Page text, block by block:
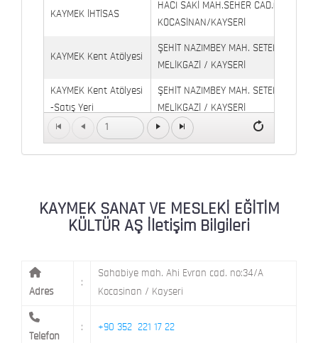
KAYMEK İHTİSAS
HACI SAKİ MAH.SEHER CAD.(6009
KOCASİNAN/KAYSERİ
KAYMEK Kent Atölyesi
ŞEHİT NAZIMBEY MAH. SETENÖNÜ
MELİKGAZİ / KAYSERİ
KAYMEK Kent Atölyesi
-Satış Yeri
ŞEHİT NAZIMBEY MAH. SETENÖNÜ
MELİKGAZİ / KAYSERİ
Kaymek Köşk Sosyal
Köşk Mahallesi, Orgeneral Eşref Bitlis
KAYMEK SÜMER MEVLANA MAH. 8. CAD. NO: 28
1
KAYMEK SANAT VE MESLEKİ EĞİTİM
KÜLTÜR AŞ İletişim Bilgileri
Adres
:
Sahabiye mah. Ahi Evran cad. no:34/A
Kocasinan / Kayseri
Telefon
: +90 352 221 17 22